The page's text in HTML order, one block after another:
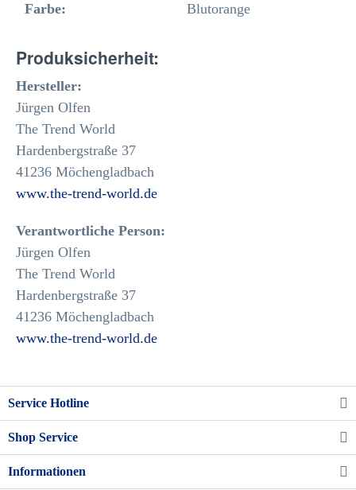
Farbe:
Blutorange
Produksicherheit:
Hersteller:
Jürgen Olfen
The Trend World
Hardenbergstraße 37
41236 Möchengladbach
www.the-trend-world.de
Verantwortliche Person:
Jürgen Olfen
The Trend World
Hardenbergstraße 37
41236 Möchengladbach
www.the-trend-world.de
Service Hotline
Shop Service
Informationen